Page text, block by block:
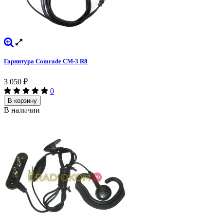
Гарнитура Comrade CM-3 R8
3 050 ₽
0
В корзину
В наличии